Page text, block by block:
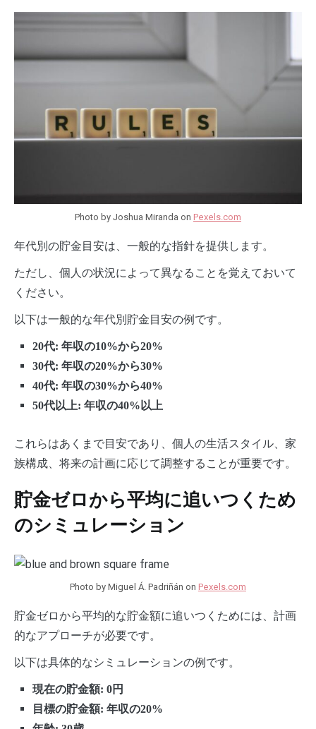
Photo by Joshua Miranda on Pexels.com
年代別の貯金目安は、一般的な指針を提供します。
ただし、個人の状況によって異なることを覚えておいて
ください。
以下は一般的な年代別貯金目安の例です。
20代: 年収の10%から20%
30代: 年収の20%から30%
40代: 年収の30%から40%
50代以上: 年収の40%以上
これらはあくまで目安であり、個人の生活スタイル、家
族構成、将来の計画に応じて調整することが重要です。
貯金ゼロから平均に追いつくため
のシミュレーション
Photo by Miguel Á. Padriñán on Pexels.com
貯金ゼロから平均的な貯金額に追いつくためには、計画
的なアプローチが必要です。
以下は具体的なシミュレーションの例です。
現在の貯金額: 0円
目標の貯金額: 年収の20%